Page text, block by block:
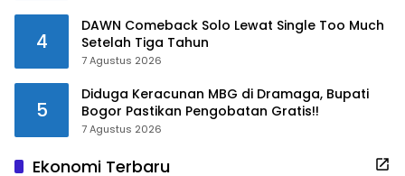
4
DAWN Comeback Solo Lewat Single Too Much
Setelah Tiga Tahun
7 Agustus 2026
5
Diduga Keracunan MBG di Dramaga, Bupati
Bogor Pastikan Pengobatan Gratis!!
7 Agustus 2026
Ekonomi Terbaru